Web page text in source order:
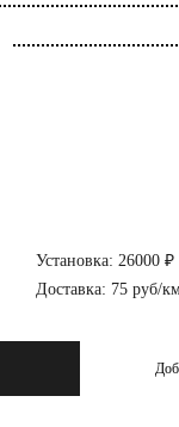
Установка: 26000 ₽
Доставка: 75 руб/